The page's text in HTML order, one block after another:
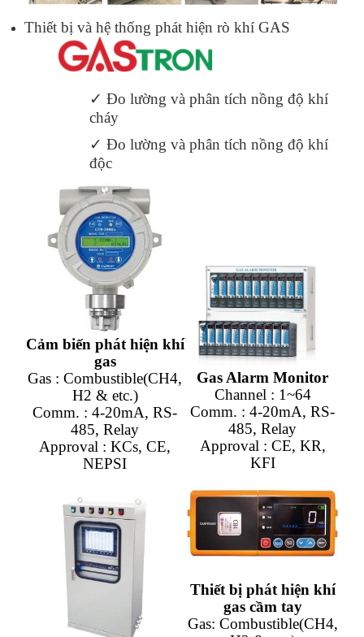
Thiết bị và hệ thống phát hiện rò khí GAS
✓ Đo lường và phân tích nồng độ khí
cháy
✓ Đo lường và phân tích nồng độ khí
độc
Cảm biến phát hiện khí
gas
Gas : Combustible(CH4,
H2 & etc.)
Comm. : 4-20mA, RS-
485, Relay
Approval : KCs, CE,
NEPSI
Gas Alarm Monitor
Channel : 1~64
Comm. : 4-20mA, RS-
485, Relay
Approval : CE, KR,
KFI
Thiết bị phát hiện khí
gas cầm tay
Gas: Combustible(CH4,